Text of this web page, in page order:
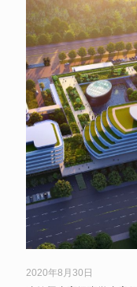
2020年8月30日